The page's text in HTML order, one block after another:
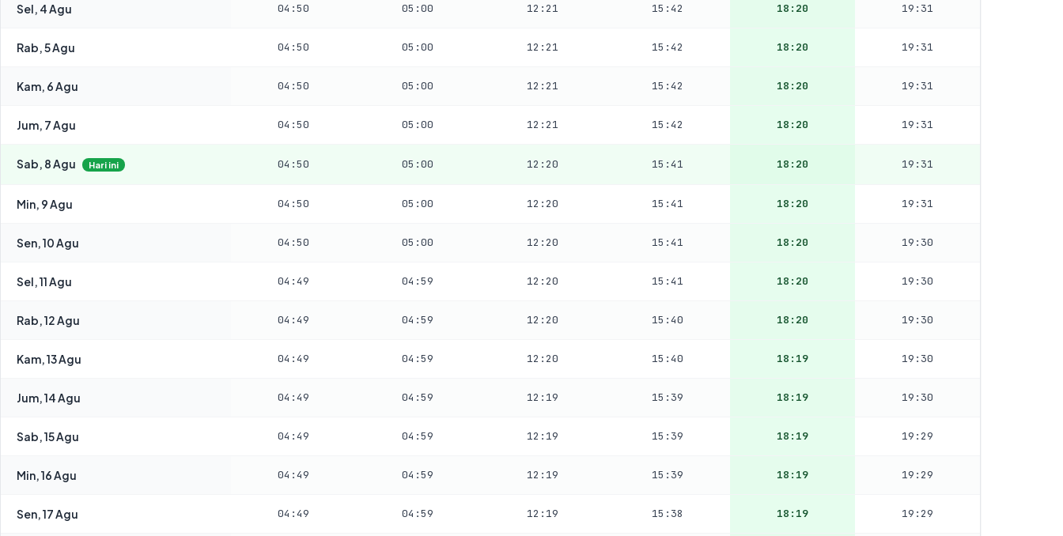
Sel, 4 Agu 04:50 05:00 12:21 15:42 18:20 19:31
Rab, 5 Agu 04:50 05:00 12:21 15:42 18:20 19:31
Kam, 6 Agu 04:50 05:00 12:21 15:42 18:20 19:31
Jum, 7 Agu 04:50 05:00 12:21 15:42 18:20 19:31
Sab, 8 Agu Hari ini 04:50 05:00 12:20 15:41 18:20 19:31
Min, 9 Agu 04:50 05:00 12:20 15:41 18:20 19:31
Sen, 10 Agu 04:50 05:00 12:20 15:41 18:20 19:30
Sel, 11 Agu 04:49 04:59 12:20 15:41 18:20 19:30
Rab, 12 Agu 04:49 04:59 12:20 15:40 18:20 19:30
Kam, 13 Agu 04:49 04:59 12:20 15:40 18:19 19:30
Jum, 14 Agu 04:49 04:59 12:19 15:39 18:19 19:30
Sab, 15 Agu 04:49 04:59 12:19 15:39 18:19 19:29
Min, 16 Agu 04:49 04:59 12:19 15:39 18:19 19:29
Sen, 17 Agu 04:49 04:59 12:19 15:38 18:19 19:29